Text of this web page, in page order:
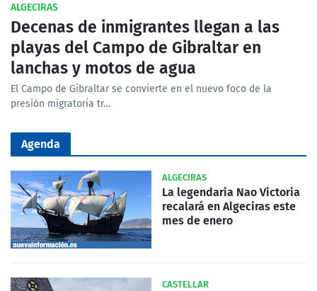
ALGECIRAS
Decenas de inmigrantes llegan a las
playas del Campo de Gibraltar en
lanchas y motos de agua
El Campo de Gibraltar se convierte en el nuevo foco de la
presión migratoria tr…
Agenda
ALGECIRAS
La legendaria Nao Victoria
recalará en Algeciras este
mes de enero
CASTELLAR